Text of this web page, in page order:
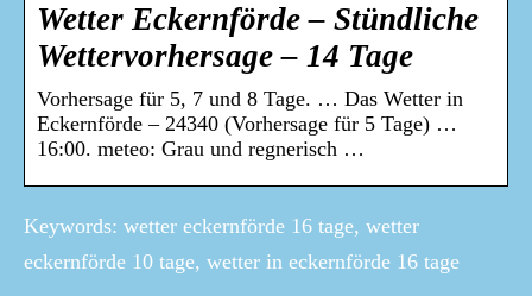
Wetter Eckernförde – Stündliche
Wettervorhersage – 14 Tage
Vorhersage für 5, 7 und 8 Tage. … Das Wetter in
Eckernförde – 24340 (Vorhersage für 5 Tage) …
16:00. meteo: Grau und regnerisch …
Keywords: wetter eckernförde 16 tage, wetter
eckernförde 10 tage, wetter in eckernförde 16 tage